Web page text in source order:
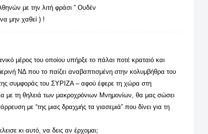
με την λιτή φράσι ” Ουδέν
μην χαθεί ) !
μέρος του οποίου υπήρξε το πάλαι ποτέ κραταιό και
ΝΔ που το παίζει αναβαπτισμένη στην κολυμβήθρα του
συμφοράς του ΣΥΡΙΖΑ – αφού έφερε τη χώρα στη
με τη θηλειά των μακροχρόνιων Μνημονίων, θα μας σώσει
με “της μιας δραχμής τα γιασεμιά” που δίνει για τη
κι αυτό, να δεις αν έρχομαι;